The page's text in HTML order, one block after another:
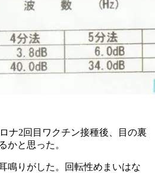
ナ2回目ワクチン接種後、目の裏
かと思った。
鳴りがした。回転性めまいはな